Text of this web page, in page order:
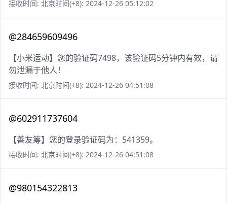
接收时间: 北京时间(+8): 2024-12-26 05:12:02
@284659609496
【小米运动】您的验证码7498，该验证码5分钟内有效，请
勿泄漏于他人！
接收时间: 北京时间(+8): 2024-12-26 04:51:08
@602911737604
【善友筹】您的登录验证码为：541359。
接收时间: 北京时间(+8): 2024-12-26 04:51:08
@980154322813